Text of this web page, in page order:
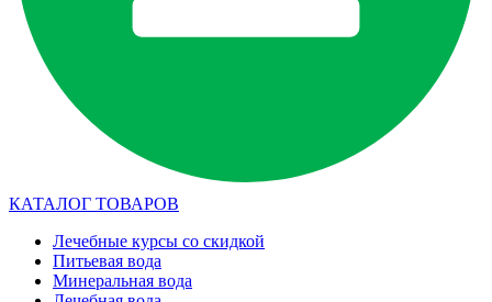
КАТАЛОГ ТОВАРОВ
Лечебные курсы со скидкой
Питьевая вода
Минеральная вода